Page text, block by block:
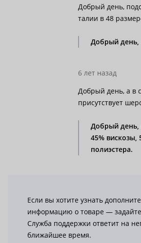
Добрый день,
талии в 48
Добрый день,
6 лет назад
Добрый день, а в
присутствует
Добрый
45% вискозы,
полиэстера.
Если вы хотите узнать
информацию о товаре —
Служба поддержки ответит на
ближайшее время.